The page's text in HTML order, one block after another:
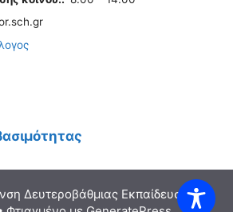
Δευτεροβάθμιας Εκπαίδευσης